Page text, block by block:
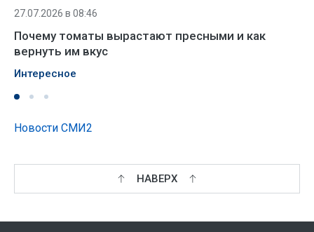
27.07.2026 в 08:46
Почему томаты вырастают пресными и как
вернуть им вкус
Интересное
Новости СМИ2
НАВЕРХ